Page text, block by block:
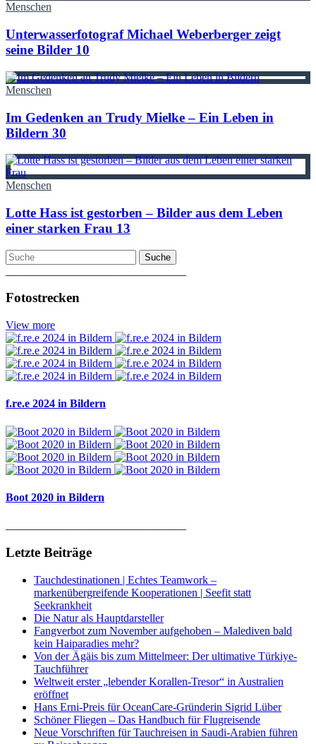
Menschen
Unterwasserfotograf Michael Weberberger zeigt
seine Bilder 10
Menschen
Im Gedenken an Trudy Mielke – Ein Leben in
Bildern 30
Menschen
Lotte Hass ist gestorben – Bilder aus dem Leben
einer starken Frau 13
Suche
Fotostrecken
View more
f.re.e 2024 in Bildern
Boot 2020 in Bildern
Letzte Beiträge
Tauchdestinationen | Echtes Teamwork –
markenübergreifende Kooperationen | Seefit statt
Seekrankheit
Die Natur als Hauptdarsteller
Fangverbot zum November aufgehoben – Malediven bald
kein Haiparadies mehr?
Von der Ägäis bis zum Mittelmeer: Der ultimative Türkiye-
Tauchführer
Weltweit erster „lebender Korallen-Tresor“ in Australien
eröffnet
Hans Erni-Preis für OceanCare-Gründerin Sigrid Lüber
Schöner Fliegen – Das Handbuch für Flugreisende
Neue Vorschriften für Tauchreisen in Saudi-Arabien führen